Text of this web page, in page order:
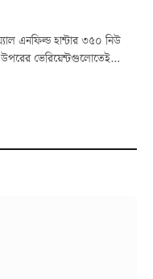
এনফিল্ড হান্টার ৩৫০ নিউ
ভেরিয়েন্টগুলোতেই…